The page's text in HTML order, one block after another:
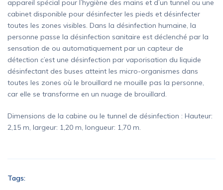
appareil spécial pour l’hygiène des mains et d’un tunnel ou une
cabinet disponible pour désinfecter les pieds et désinfecter
toutes les zones visibles. Dans la désinfection humaine, la
personne passe la désinfection sanitaire est déclenché par la
sensation de ou automatiquement par un capteur de
détection c’est une désinfection par vaporisation du liquide
désinfectant des buses atteint les micro-organismes dans
toutes les zones où le brouillard ne mouille pas la personne,
car elle se transforme en un nuage de brouillard.
Dimensions de la cabine ou le tunnel de désinfection : Hauteur:
2,15 m, largeur: 1,20 m, longueur: 1,70 m.
Tags: